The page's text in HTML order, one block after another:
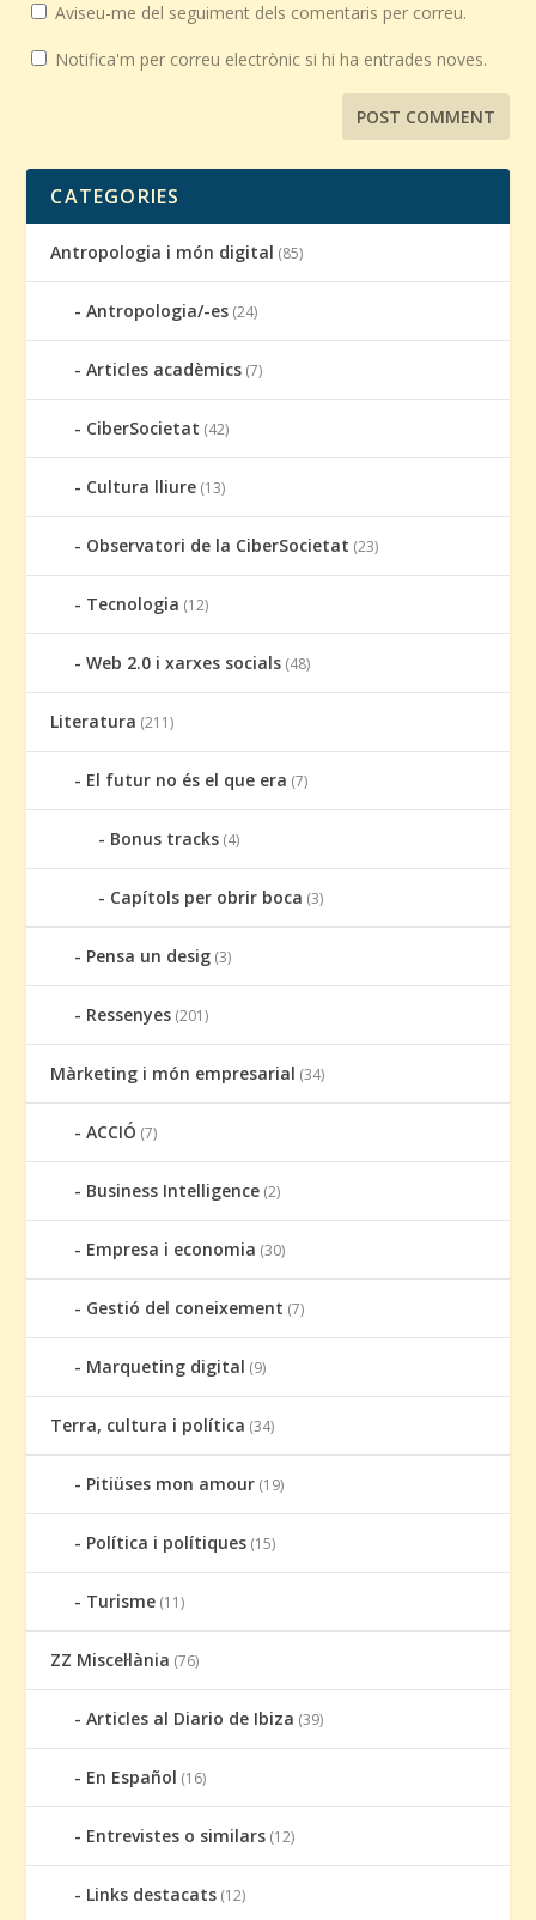
Aviseu-me del seguiment dels comentaris per correu.
Notifica'm per correu electrònic si hi ha entrades noves.
CATEGORIES
Antropologia i món digital (85)
Antropologia/-es (24)
Articles acadèmics (7)
CiberSocietat (42)
Cultura lliure (13)
Observatori de la CiberSocietat (23)
Tecnologia (12)
Web 2.0 i xarxes socials (48)
Literatura (211)
El futur no és el que era (7)
Bonus tracks (4)
Capítols per obrir boca (3)
Pensa un desig (3)
Ressenyes (201)
Màrketing i món empresarial (34)
ACCIÓ (7)
Business Intelligence (2)
Empresa i economia (30)
Gestió del coneixement (7)
Marqueting digital (9)
Terra, cultura i política (34)
Pitiüses mon amour (19)
Política i polítiques (15)
Turisme (11)
ZZ Miscel·lània (76)
Articles al Diario de Ibiza (39)
En Español (16)
Entrevistes o similars (12)
Links destacats (12)